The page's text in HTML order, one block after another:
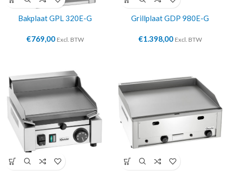
Bakplaat GPL 320E-G
€769,00 Excl. BTW
Grillplaat GDP 980E-G
€1.398,00 Excl. BTW